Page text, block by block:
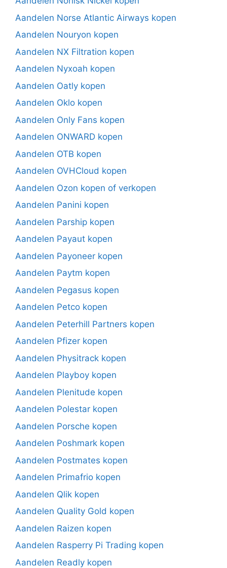
Aandelen Norse Atlantic Airways kopen
Aandelen Nouryon kopen
Aandelen NX Filtration kopen
Aandelen Nyxoah kopen
Aandelen Oatly kopen
Aandelen Oklo kopen
Aandelen Only Fans kopen
Aandelen ONWARD kopen
Aandelen OTB kopen
Aandelen OVHCloud kopen
Aandelen Ozon kopen of verkopen
Aandelen Panini kopen
Aandelen Parship kopen
Aandelen Payaut kopen
Aandelen Payoneer kopen
Aandelen Paytm kopen
Aandelen Pegasus kopen
Aandelen Petco kopen
Aandelen Peterhill Partners kopen
Aandelen Pfizer kopen
Aandelen Physitrack kopen
Aandelen Playboy kopen
Aandelen Plenitude kopen
Aandelen Polestar kopen
Aandelen Porsche kopen
Aandelen Poshmark kopen
Aandelen Postmates kopen
Aandelen Primafrio kopen
Aandelen Qlik kopen
Aandelen Quality Gold kopen
Aandelen Raizen kopen
Aandelen Rasperry Pi Trading kopen
Aandelen Readly kopen